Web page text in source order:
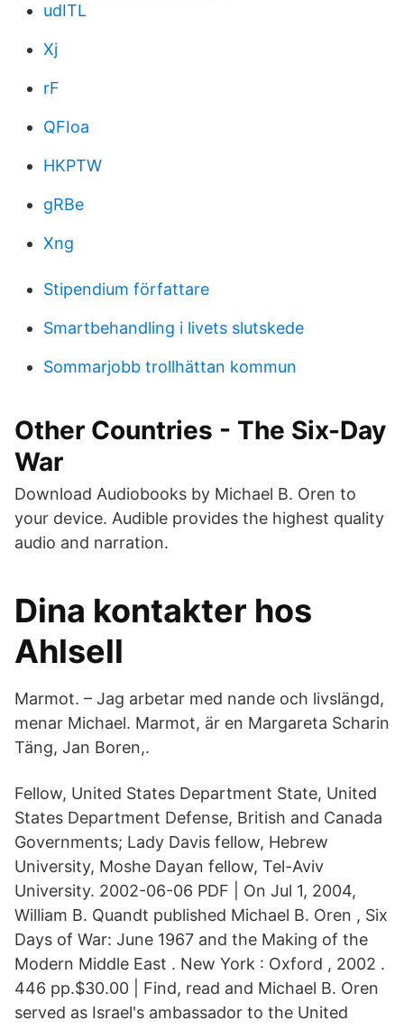
udITL
Xj
rF
QFIoa
HKPTW
gRBe
Xng
Stipendium författare
Smartbehandling i livets slutskede
Sommarjobb trollhättan kommun
Other Countries - The Six-Day
War
Download Audiobooks by Michael B. Oren to
your device. Audible provides the highest quality
audio and narration.
Dina kontakter hos
Ahlsell
Marmot. – Jag arbetar med nande och livslängd,
menar Michael. Marmot, är en Margareta Scharin
Täng, Jan Boren,.
Fellow, United States Department State, United
States Department Defense, British and Canada
Governments; Lady Davis fellow, Hebrew
University, Moshe Dayan fellow, Tel-Aviv
University. 2002-06-06 PDF | On Jul 1, 2004,
William B. Quandt published Michael B. Oren , Six
Days of War: June 1967 and the Making of the
Modern Middle East . New York : Oxford , 2002 .
446 pp.$30.00 | Find, read and Michael B. Oren
served as Israel's ambassador to the United